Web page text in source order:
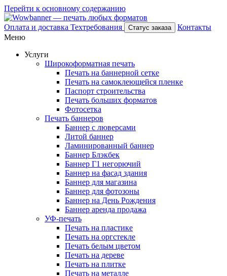
Перейти к основному содержанию
Оплата и доставка Техтребования Статус заказа
Контакты
Меню
Услуги
Широкоформатная печать
Печать на баннерной сетке
Печать на самоклеющейся пленке
Паспорт строительства
Печать больших форматов
Фотосетка
Печать баннеров
Баннер с люверсами
Литой баннер
Ламинированный баннер
Баннер Блэкбек
Баннер Г1 негорючий
Баннер на фасад здания
Баннер для магазина
Баннер для фотозоны
Баннер на День Рождения
Баннер аренда продажа
УФ-печать
Печать на пластике
Печать на оргстекле
Печать белым цветом
Печать на дереве
Печать на плитке
Печать на металле